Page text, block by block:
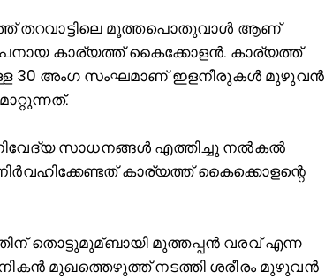
തറവാട്ടിലെ മൂത്തപൊതുവാള്‍ ആണ്
കാര്യത്ത് കൈക്കോളൻ. കാര്യത്ത്
30 അംഗ സംഘമാണ് ഇളനീരുകള്‍ മുഴുവൻ
സാധനങ്ങള്‍ എത്തിച്ചു നല്‍കല്‍
കാര്യത്ത് കൈക്കൊളന്റെ
തൊട്ടുമുമ്ബായി മുത്തപ്പൻ വരവ് എന്ന
മുഖത്തെഴുത്ത് നടത്തി ശരീരം മുഴുവൻ